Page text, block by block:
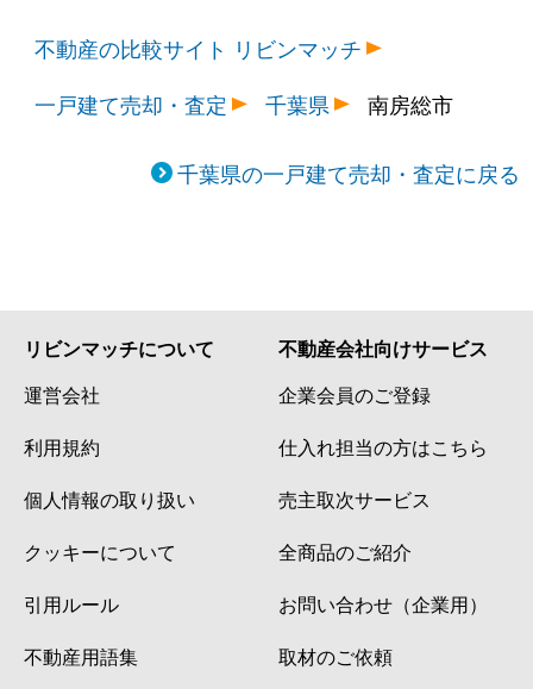
不動産の比較サイト リビンマッチ
一戸建て売却・査定
千葉県 南房総市
千葉県の一戸建て売却・査定に戻る
リビンマッチについて
運営会社
利用規約
個人情報の取り扱い
クッキーについて
引用ルール
不動産用語集
不動産会社向けサービス
企業会員のご登録
仕入れ担当の方はこちら
売主取次サービス
全商品のご紹介
お問い合わせ（企業用）
取材のご依頼